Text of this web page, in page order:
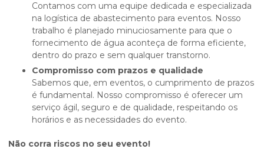
Contamos com uma equipe dedicada e especializada
na logística de abastecimento para eventos. Nosso
trabalho é planejado minuciosamente para que o
fornecimento de água aconteça de forma eficiente,
dentro do prazo e sem qualquer transtorno.
Compromisso com prazos e qualidade
Sabemos que, em eventos, o cumprimento de prazos
é fundamental. Nosso compromisso é oferecer um
serviço ágil, seguro e de qualidade, respeitando os
horários e as necessidades do evento.
Não corra riscos no seu evento!